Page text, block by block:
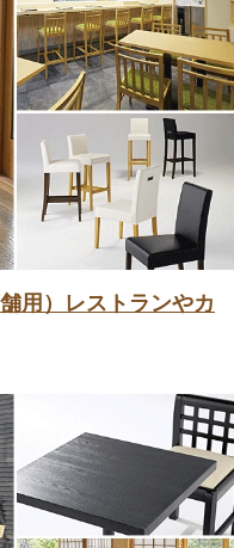
用）レストランやカ